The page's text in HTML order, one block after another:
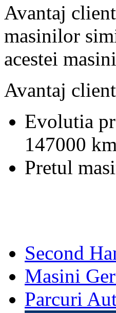
Avantaj
masinilor
acestei
Avantaj
Evolutia
147000 km
Pretul
Second
Masini
Parcuri